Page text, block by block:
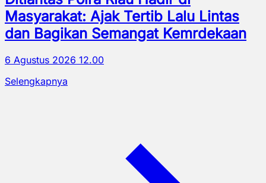
Masyarakat: Ajak Tertib Lalu Lintas
dan Bagikan Semangat Kemrdekaan
6 Agustus 2026 12.00
Selengkapnya